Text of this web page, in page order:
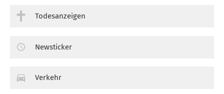
Todesanzeigen
Newsticker
Verkehr